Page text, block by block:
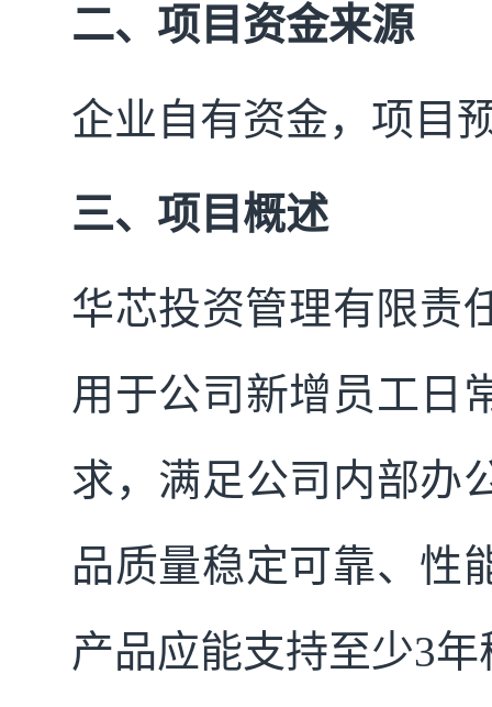
二、项目资金来源
企业自有资金，项目
三、项目概述
华芯投资管理有限责
用于公司新增员工日
求，满足公司内部办
品质量稳定可靠、性
产品应能支持至少3